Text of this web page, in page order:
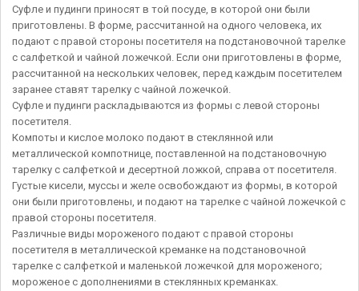
Суфле и пудинги приносят в той посуде, в которой они были
приготовлены. В форме, рассчитанной на одного человека, их
подают с правой стороны посетителя на подстановочной тарелке
с салфеткой и чайной ложечкой. Если они приготовлены в форме,
рассчитанной на нескольких человек, перед каждым посетителем
заранее ставят тарелку с чайной ложечкой.
Суфле и пудинги раскладываются из формы с левой стороны
посетителя.
Компоты и кислое молоко подают в стеклянной или
металлической компотнице, поставленной на подстановочную
тарелку с салфеткой и десертной ложкой, справа от посетителя.
Густые кисели, муссы и желе освобождают из формы, в которой
они были приготовлены, и подают на тарелке с чайной ложечкой с
правой стороны посетителя.
Различные виды мороженого подают с правой стороны
посетителя в металлической креманке на подстановочной
тарелке с салфеткой и маленькой ложечкой для мороженого;
мороженое с дополнениями в стеклянных креманках.